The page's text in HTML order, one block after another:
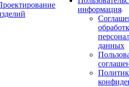
информация
данных